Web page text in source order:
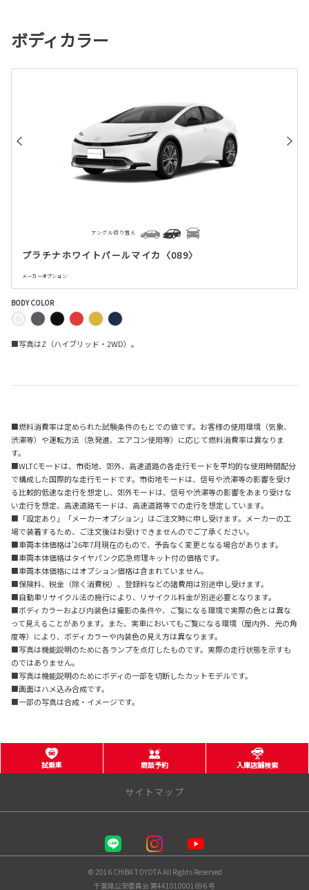
ボディカラー
プラチナホワイトパールマイカ〈089〉
メーカーオプション
アングル切り替え
BODY COLOR
■写真はZ（ハイブリッド・2WD）。
■燃料消費率は定められた試験条件のもとでの値です。お客様の使用環境（気象、
渋滞等）や運転方法（急発進、エアコン使用等）に応じて燃料消費率は異なりま
す。
■WLTCモードは、市街地、郊外、高速道路の各走行モードを平均的な使用時間配分
で構成した国際的な走行モードです。市街地モードは、信号や渋滞等の影響を受け
る比較的低速な走行を想定し、郊外モードは、信号や渋滞等の影響をあまり受けな
い走行を想定、高速道路モードは、高速道路等での走行を想定しています。
■「設定あり」「メーカーオプション」はご注文時に申し受けます。メーカーの工
場で装着するため、ご注文後はお受けできませんのでご了承ください。
■車両本体価格は'26年7月現在のもので、予告なく変更となる場合があります。
■車両本体価格はタイヤパンク応急修理キット付の価格です。
■車両本体価格にはオプション価格は含まれていません。
■保険料、税金（除く消費税）、登録料などの諸費用は別途申し受けます。
■自動車リサイクル法の施行により、リサイクル料金が別途必要となります。
■ボディカラーおよび内装色は撮影の条件や、ご覧になる環境で実際の色とは異な
って見えることがあります。また、実車においてもご覧になる環境（屋内外、光の角
度等）により、ボディカラーや内装色の見え方は異なります。
■写真は機能説明のために各ランプを点灯したものです。実際の走行状態を示すも
のではありません。
■写真は機能説明のためにボディの一部を切断したカットモデルです。
■画面はハメ込み合成です。
■一部の写真は合成・イメージです。
試乗車 商談予約 入庫店舗検索
サイトマップ
千葉トヨタ自動車 株式会社
© 2016 CHIBA TOYOTA All Rights Reserved
千葉県公安委員会 第441010001696 号